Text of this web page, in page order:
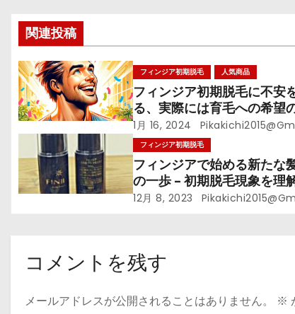
シ
ョ
ン
関連投稿
フィンジア初期脱毛 人気商品
フィンジア初期脱毛に不安
る、実際には育毛への希望
ン!?
1月 16, 2024
フィンジア初期脱毛
フィンジアで始める新たな
の一歩 – 初期脱毛現象を理
髪の健康への旅立ちをサポ
12月 8, 2023
コメントを残す
メールアドレスが公開されることはありません。 ※